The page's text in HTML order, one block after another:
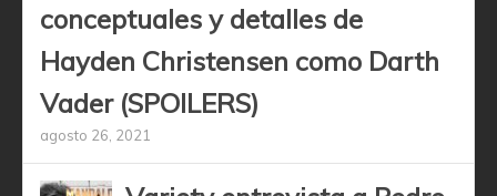
conceptuales y detalles de
Hayden Christensen como Darth
Vader (SPOILERS)
agosto 26, 2021